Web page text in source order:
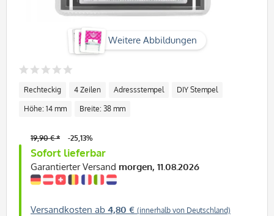
Weitere Abbildungen
Rechteckig 4 Zeilen Adressstempel DIY Stempel
Höhe: 14 mm Breite: 38 mm
Sofort lieferbar
Garantierter Versand morgen, 11.08.2026
Versandkosten ab 4,80 € (innerhalb von Deutschland)
19,90 € * -25,13%